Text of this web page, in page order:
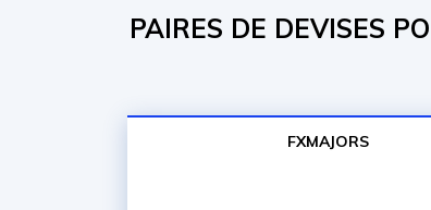
PAIRES DE DEVISES
FXMAJORS